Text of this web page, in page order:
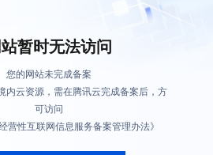
站暂时无法访问
您的网站未完成备案
内云资源，需在腾讯云完成备案后，方
可访问
营性互联网信息服务备案管理办法》